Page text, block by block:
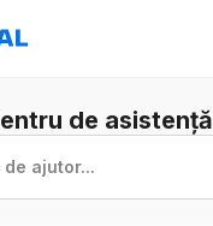
de asistență
ajutor...